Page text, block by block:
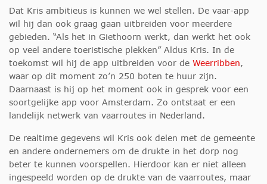
Dat Kris ambitieus is kunnen we wel stellen. De vaar-app
wil hij dan ook graag gaan uitbreiden voor meerdere
gebieden. “Als het in Giethoorn werkt, dan werkt het ook
op veel andere toeristische plekken” Aldus Kris. In de
toekomst wil hij de app uitbreiden voor de Weerribben,
waar op dit moment zo’n 250 boten te huur zijn.
Daarnaast is hij op het moment ook in gesprek voor een
soortgelijke app voor Amsterdam. Zo ontstaat er een
landelijk netwerk van vaarroutes in Nederland.
De realtime gegevens wil Kris ook delen met de gemeente
en andere ondernemers om de drukte in het dorp nog
beter te kunnen voorspellen. Hierdoor kan er niet alleen
ingespeeld worden op de drukte van de vaarroutes, maar